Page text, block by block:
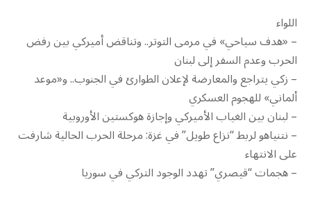
اللواء
– «هدف سياحي» في مرمى التوتر.. وتناقض أميركي بين رفض
الحرب وعدم السفر إلى لبنان
– زكي يتراجع والمعارضة لإعلان الطوارئ في الجنوب.. و«موعد
ألماني» للهجوم العسكري
– لبنان بين الغياب الأميركي وإجازة هوكستين الأوروبية
– نتنياهو لربط “نزاع طويل” في غزة: مرحلة الحرب الحالية شارفت
على الانتهاء
– هجمات “قيصري” تهدد الوجود التركي في سوريا